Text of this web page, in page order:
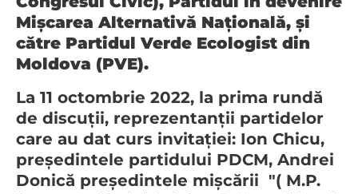
Mișcarea Alternativă Națională, și
către Partidul Verde Ecologist din
Moldova (PVE).
La 11 octombrie 2022, la prima rundă
de discuții, reprezentanții partidelor
care au dat curs invitației: Ion Chicu,
președintele partidului PDCM, Andrei
Donică președintele mișcării "( M.P.